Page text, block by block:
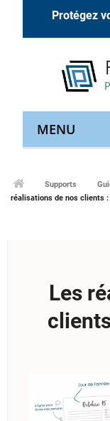
Protégez
MENU
Supports
réalisations de nos clients :
Les